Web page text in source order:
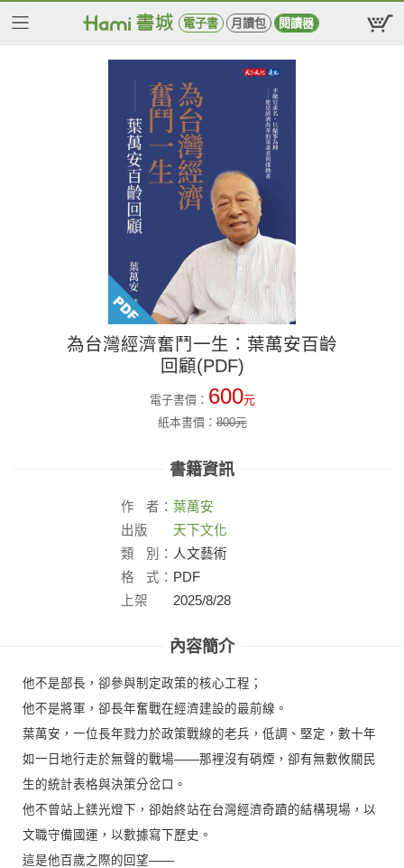
電子書 月讀包 閱讀器
為台灣經濟奮鬥一生：葉萬安百齡
回顧(PDF)
電子書價： 600元
紙本書價：800元
書籍資訊
作 者： 葉萬安
出版
社：
天下文化
類
別： 人文藝術
格
式： PDF
上架
2025/8/28
內容簡介
他不是部長，卻參與制定政策的核心工程；
他不是將軍，卻長年奮戰在經濟建設的最前線。
葉萬安，一位長年戮力於政策戰線的老兵，低調、堅定，數十年
如一日地行走於無聲的戰場——那裡沒有硝煙，卻有無數攸關民
生的統計表格與決策分岔口。
他不曾站上鎂光燈下，卻始終站在台灣經濟奇蹟的結構現場，以
文職守備國運，以數據寫下歷史。
這是他百歲之際的回望——